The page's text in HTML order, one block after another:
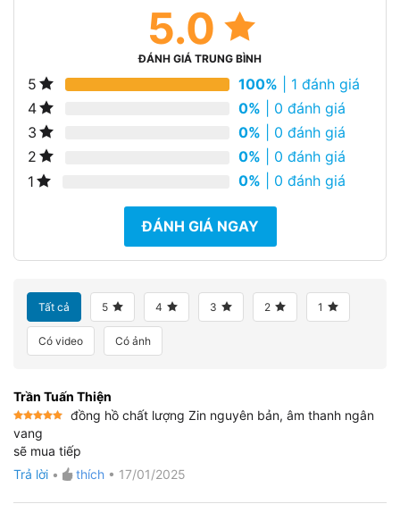
5.0
ĐÁNH GIÁ TRUNG BÌNH
5 100% | 1 đánh giá
4
0% | 0 đánh giá
3
0% | 0 đánh giá
2
0% | 0 đánh giá
1
0% | 0 đánh giá
ĐÁNH GIÁ NGAY
Tất cả 5 4 3 2 1
Có video Có ảnh
Trần Tuấn Thiện
Được xếp
hạng5
sao
đồng hồ chất lượng Zin nguyên bản, âm thanh ngân
vang
sẽ mua tiếp
Trả lời • thích • 17/01/2025